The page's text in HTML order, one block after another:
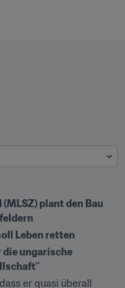
plant den Bau
Leben retten
ungarische
er quasi überall